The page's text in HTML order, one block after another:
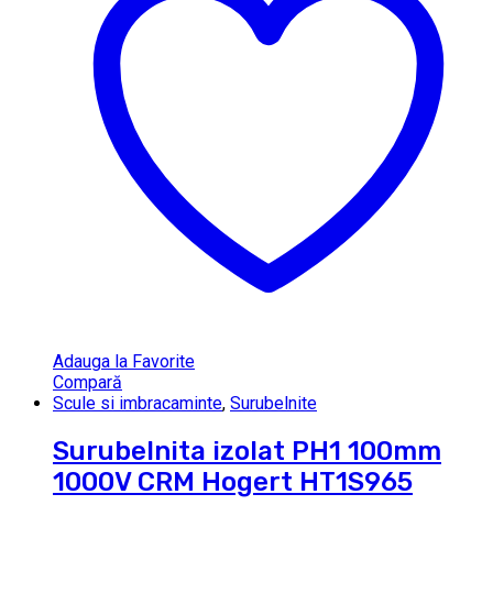
Adauga la Favorite
Compară
Scule si imbracaminte, Surubelnite
Surubelnita izolat PH1 100mm
1000V CRM Hogert HT1S965